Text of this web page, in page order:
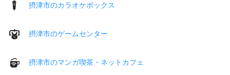
摂津市のカラオケボックス
摂津市のゲームセンター
摂津市のマンガ喫茶・ネットカフェ